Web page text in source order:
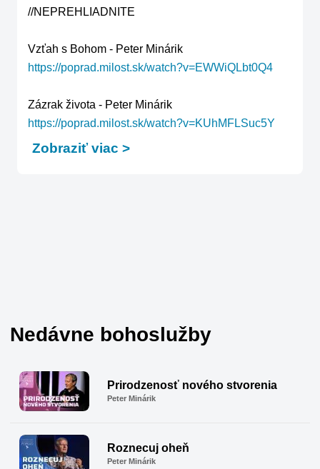
//NEPREHLIADNITE
https://poprad.milost.sk/watch?v=EWWiQLbt0Q4
https://poprad.milost.sk/watch?v=KUhMFLSuc5Y
Zobraziť viac
Nedávne bohoslužby
Prirodzenosť nového stvorenia
Peter Minárik
Roznecuj oheň
Peter Minárik